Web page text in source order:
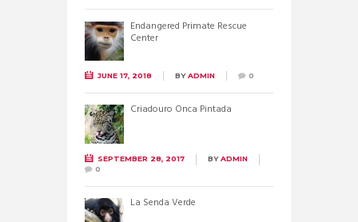
Endangered Primate Rescue
Center
JUNE 17, 2018 BYADMIN 0
Criadouro Onca Pintada
SEPTEMBER 28, 2017 BYADMIN
0
La Senda Verde